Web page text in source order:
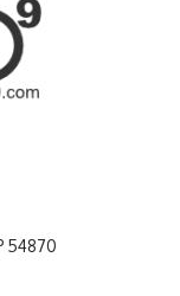
54870